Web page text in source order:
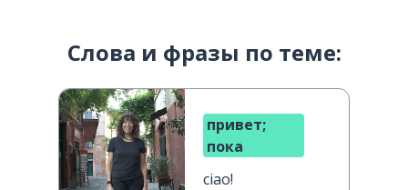
Слова и фразы по теме:
привет;
пока
ciao!